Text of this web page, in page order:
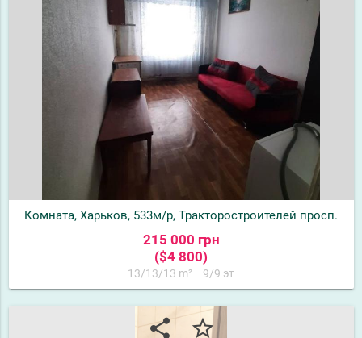
Комната, Харьков, 533м/р, Тракторостроителей просп.
215 000 грн
($4 800)
13/13/13 m² 9/9 эт
share star_border